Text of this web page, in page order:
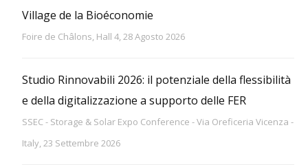
Village de la Bioéconomie
Foire de Châlons, Hall 4, 28 Agosto 2026
Studio Rinnovabili 2026: il potenziale della flessibilità
e della digitalizzazione a supporto delle FER
SSEC - Storage & Solar Expo Conference - Via Oreficeria Vicenza -
Italy, 23 Settembre 2026